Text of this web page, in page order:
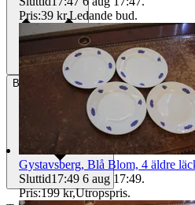
Betalning Via Tradera
Pris:39 kr,Ledande bud.
Gystavsberg, Blå Blom, 4 äldre
Sluttid17:49 6 aug 17:49.
Pris:199 kr,Utropspris.